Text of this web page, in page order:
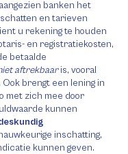
banken het
en tarieven
u rekening te houden
en registratiekosten,
betaalde
aftrekbaaris, vooral
brengt een lening in
met zich mee door
kunnen
inschatting,
kunnen geven.